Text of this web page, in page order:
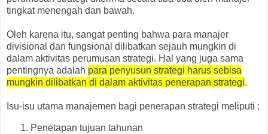
tingkat menengah dan bawah.
Oleh karena itu, sangat penting bahwa para manajer
divisional dan fungsional dilibatkan sejauh mungkin di
dalam aktivitas perumusan strategi. Hal yang juga sama
pentingnya adalah para penyusun strategi harus sebisa
mungkin dilibatkan di dalam aktivitas penerapan strategi.
Isu-isu utama manajemen bagi penerapan strategi meliputi :
Penetapan tujuan tahunan